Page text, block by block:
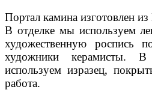
Портал камина изготовлен
В отделке мы используем
художественную роспись
художники керамисты.
используем изразец,
работа.